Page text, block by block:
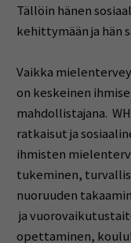
Tällöin hänen
kehittymään ja hän
Vaikka
on keskeinen
mahdollistajana.
ratkaisut ja
ihmisten
tukeminen,
nuoruuden
ja
opettaminen,